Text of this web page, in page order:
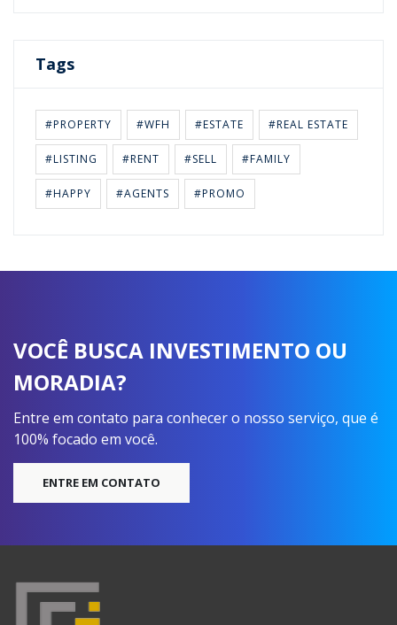
Tags
#PROPERTY #WFH #ESTATE #REAL ESTATE
#LISTING #RENT #SELL #FAMILY
#HAPPY #AGENTS #PROMO
VOCÊ BUSCA INVESTIMENTO OU
MORADIA?
Entre em contato para conhecer o nosso serviço, que é
100% focado em você.
ENTRE EM CONTATO